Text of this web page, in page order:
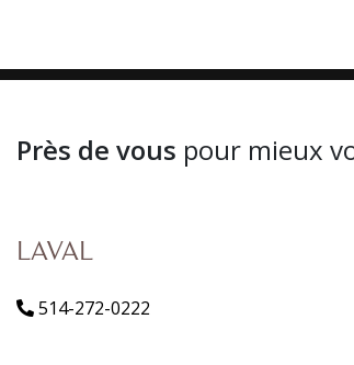
Près de vous pour mieux
LAVAL
514-272-0222